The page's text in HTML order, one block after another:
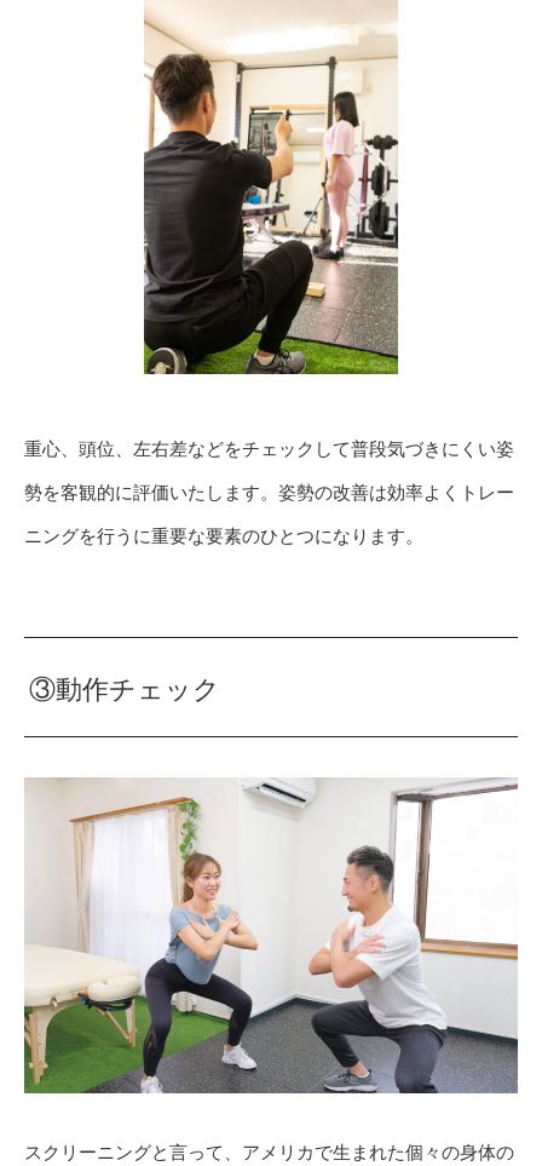
重心、頭位、左右差などをチェックして普段気づきにくい姿
勢を客観的に評価いたします。姿勢の改善は効率よくトレー
ニングを行うに重要な要素のひとつになります。
③動作チェック
スクリーニングと言って、アメリカで生まれた個々の身体の